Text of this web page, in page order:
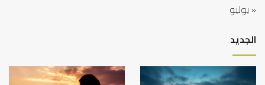
« يوليو
الجديد